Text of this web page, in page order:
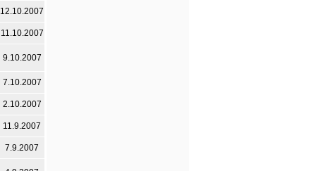
12.10.2007
11.10.2007
9.10.2007
7.10.2007
2.10.2007
11.9.2007
7.9.2007